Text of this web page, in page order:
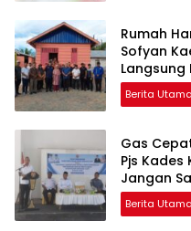
Rumah
Sofyan
Langsung
Berita Utama
Gas
Pjs Kades
Jangan
Berita Utama